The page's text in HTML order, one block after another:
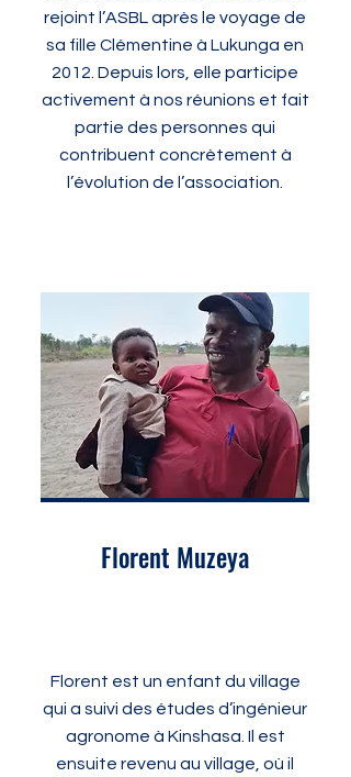
rejoint l’ASBL après le voyage de
sa fille Clémentine à Lukunga en
2012. Depuis lors, elle participe
activement à nos réunions et fait
partie des personnes qui
contribuent concrètement à
l’évolution de l’association.
Florent Muzeya
Florent est un enfant du village
qui a suivi des études d’ingénieur
agronome à Kinshasa. Il est
ensuite revenu au village, où il